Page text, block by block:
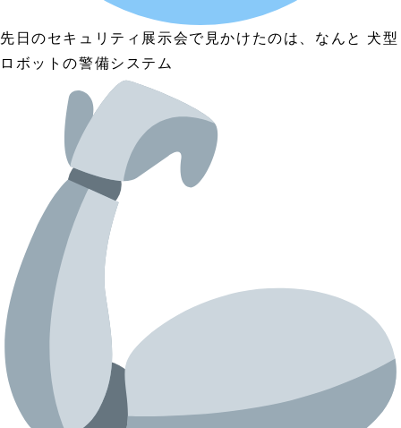
先日のセキュリティ展示会で見かけたのは、なんと 犬型
ロボットの警備システム